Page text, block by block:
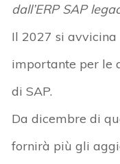
dall’ERP SAP
Il 2027 si avvicina
importante per le
di SAP.
Da dicembre di
fornirà più gli